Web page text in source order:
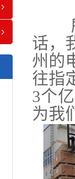
所
话，
州的
往指
3个
为我